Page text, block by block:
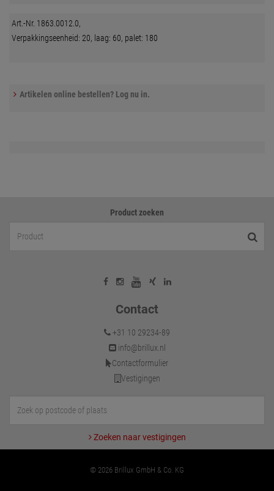
Art.-Nr. 1863.0012.0,
Verpakkingseenheid: 20, laag: 60, palet: 180
Artikelen online bestellen? Log nu in.
Product zoeken
Contact
+31 10 29234-89
info@brillux.nl
Contactformulier
Vestigingen
Zoeken naar vestigingen
© 2026 Brillux GmbH & Co. KG